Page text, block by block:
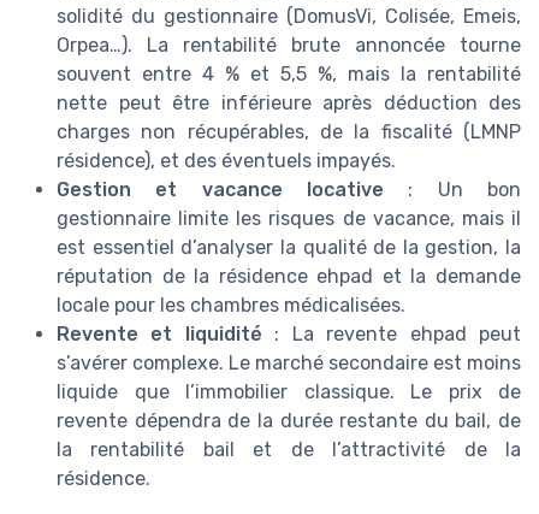
solidité du gestionnaire (DomusVi, Colisée, Emeis,
Orpea…). La rentabilité brute annoncée tourne
souvent entre 4 % et 5,5 %, mais la rentabilité
nette peut être inférieure après déduction des
charges non récupérables, de la fiscalité (LMNP
résidence), et des éventuels impayés.
Gestion et vacance locative : Un bon
gestionnaire limite les risques de vacance, mais il
est essentiel d’analyser la qualité de la gestion, la
réputation de la résidence ehpad et la demande
locale pour les chambres médicalisées.
Revente et liquidité : La revente ehpad peut
s’avérer complexe. Le marché secondaire est moins
liquide que l’immobilier classique. Le prix de
revente dépendra de la durée restante du bail, de
la rentabilité bail et de l’attractivité de la
résidence.